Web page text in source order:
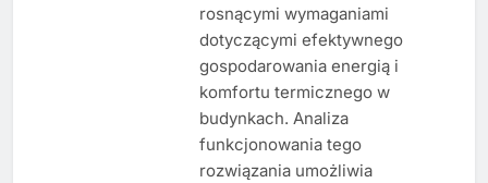
rosnącymi wymaganiami
dotyczącymi efektywnego
gospodarowania energią i
komfortu termicznego w
budynkach. Analiza
funkcjonowania tego
rozwiązania umożliwia